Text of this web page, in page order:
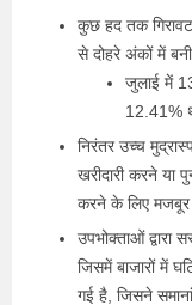
कुछ हद तक
से दोहरे अंकों में
जुलाई में
12.41%
निरंतर उच्च
खरीदारी करने या
करने के लिए मजबूर
उपभोक्ताओं द्वारा
जिसमें बाजारों में
गई है, जिसने